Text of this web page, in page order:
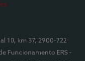
10, km 37, 2900-722
Funcionamento ERS -